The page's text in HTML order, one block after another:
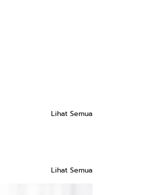
Lihat Semua
Lihat Semua